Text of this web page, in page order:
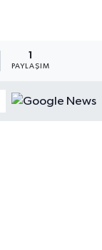
1
PAYLAŞIM